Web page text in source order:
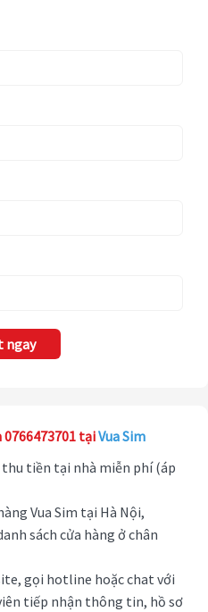
ngay
tạiVua Sim
thu tiền tại nhà miễn phí (áp
Vua Sim tại Hà Nội,
sách cửa hàng ở chân
gọi hotline hoặc chat với
tiếp nhận thông tin, hồ sơ